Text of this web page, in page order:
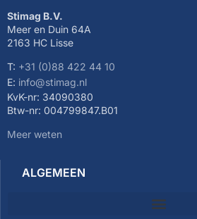
Stimag B.V.
Meer en Duin 64A
2163 HC Lisse
T: +31 (0)88 422 44 10
E: info@stimag.nl
KvK-nr: 34090380
Btw-nr: 004799847.B01
Meer weten
ALGEMEEN